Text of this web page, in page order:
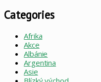
Categories
Afrika
Akce
Albánie
Argentina
Asie